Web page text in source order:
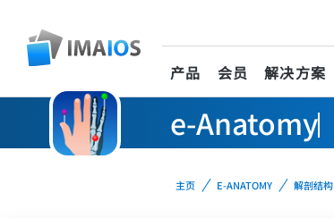
产品 会员 解决方案
e-Anatomy
主页 E-ANATOMY 解剖结构